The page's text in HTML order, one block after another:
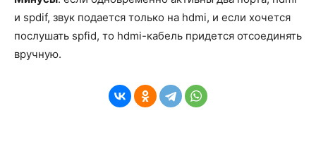
и spdif, звук подается только на hdmi, и если хочется
послушать spfid, то hdmi-кабель придется отсоединять
вручную.